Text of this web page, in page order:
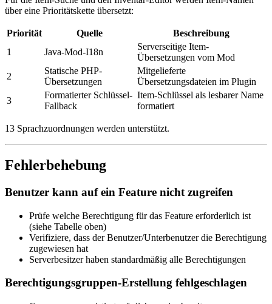
über eine Prioritätskette übersetzt:
Priorität Quelle
Beschreibung
1
Java-Mod-I18n
Serverseitige Item-
Übersetzungen vom Mod
2
Statische PHP-
Übersetzungen
Mitgelieferte
Übersetzungsdateien im Plugin
3
Formatierter Schlüssel-
Fallback
Item-Schlüssel als lesbarer Name
formatiert
13 Sprachzuordnungen werden unterstützt.
Fehlerbehebung
Benutzer kann auf ein Feature nicht zugreifen
Prüfe welche Berechtigung für das Feature erforderlich ist
(siehe Tabelle oben)
Verifiziere, dass der Benutzer/Unterbenutzer die Berechtigung
zugewiesen hat
Serverbesitzer haben standardmäßig alle Berechtigungen
Berechtigungsgruppen-Erstellung fehlgeschlagen